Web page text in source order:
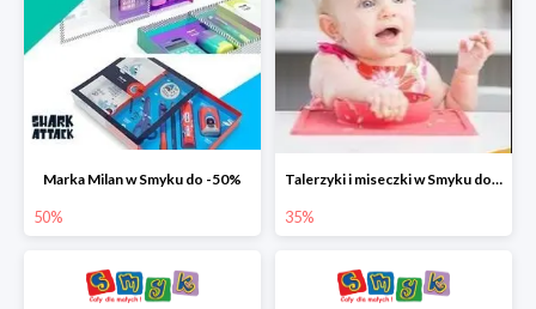
Marka Milan w Smyku do -50%
50%
Talerzyki i miseczki w Smyku do -35%
35%